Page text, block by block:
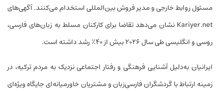
مسئول روابط خارجی و مدیر فروش بین‌المللی استخدام می‌کنند. آگهی‌های
Kariyer.net نشان می‌دهد تقاضا برای کارکنان مسلط به زبان‌های فارسی،
روسی و انگلیسی طی سال ۲۰۲۶ بیش از ۴۰٪ رشد داشته است.
ایرانیان به‌دلیل آشنایی فرهنگی و رفتار اجتماعی نزدیک به مردم ترکیه، در
زمینه ارتباط با گردشگران فارسی‌زبان و مشتریان خاورمیانه‌ای جایگاه ویژه‌ای